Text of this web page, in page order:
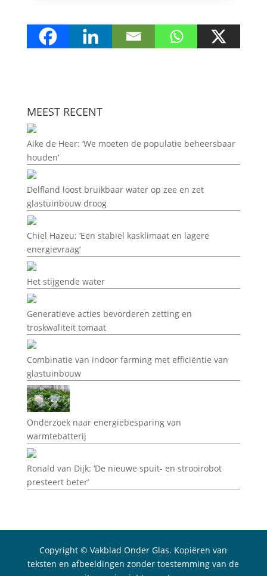
MEEST RECENT
Aike de Heer: ‘We moeten de populatie beheersbaar
houden’
Delfland loost bruikbaar water op zee en zet
glastuinbouw droog
Chiel Hazeu: ‘Een stabiel kasklimaat en lagere
energievraag’
Het stijgende water
Generatieve acties bevorderen zetting en
troskwaliteit tomaat
Combinatie van indoor farming met efficiëntie van
glastuinbouw
Onderzoek naar energiebesparing van
warmtebatterij
Ronald van Dijk: ‘De nieuwe spuit- en strooirobot
presteert beter’
Copyright © Vakblad Onder Glas. Kopiëren van
teksten en afbeeldingen zonder toestemming van de